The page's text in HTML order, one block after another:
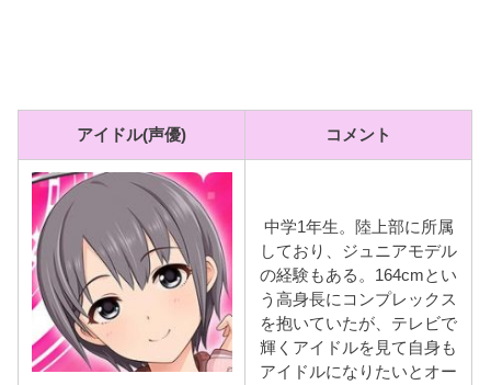
アイドル(声優) コメント
中学1年生。陸上部に所属
しており、ジュニアモデル
の経験もある。164cmとい
う高身長にコンプレックス
を抱いていたが、テレビで
輝くアイドルを見て自身も
アイドルになりたいとオー